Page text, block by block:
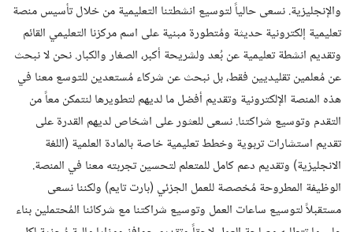
والإنجليزية. نسعى حالياً لتوسيع انشطتنا التعليمية من خلال تأسيس منصة
تعليمية إلكترونية حديثة ومُتطورة مبنية على اسم مركزنا التعليمي القائم
وتقديم انشطة تعليمية عن بُعد ولشريحة أكبر، الصغار والكبار. نحن لا نبحث
عن مُعلمين تقليديين فقط، بل نبحث عن شركاء مُستعدين للتوسع معنا في
هذه المنصة الإلكترونية وتقديم أفضل ما لديهم لتطويرها لنتمكن معاً من
التقدم وتوسيع شراكتنا. نسعى للعثور على اشخاص لديهم القدرة على
تقديم استشارات تربوية وخطط تعليمية خاصة بالمادة العلمية (اللغة
الانجليزية) وتقديم دعم كامل للمتعلم لتحسين تجربته معنا في المنصة.
الوظيفة المطروحة مُخصصة للعمل الجزئي (بارت تايم) ولكننا نسعى
مستقبلاً لتوسيع ساعات العمل وتوسيع شراكتنا مع شركائنا المُحتملين بناء